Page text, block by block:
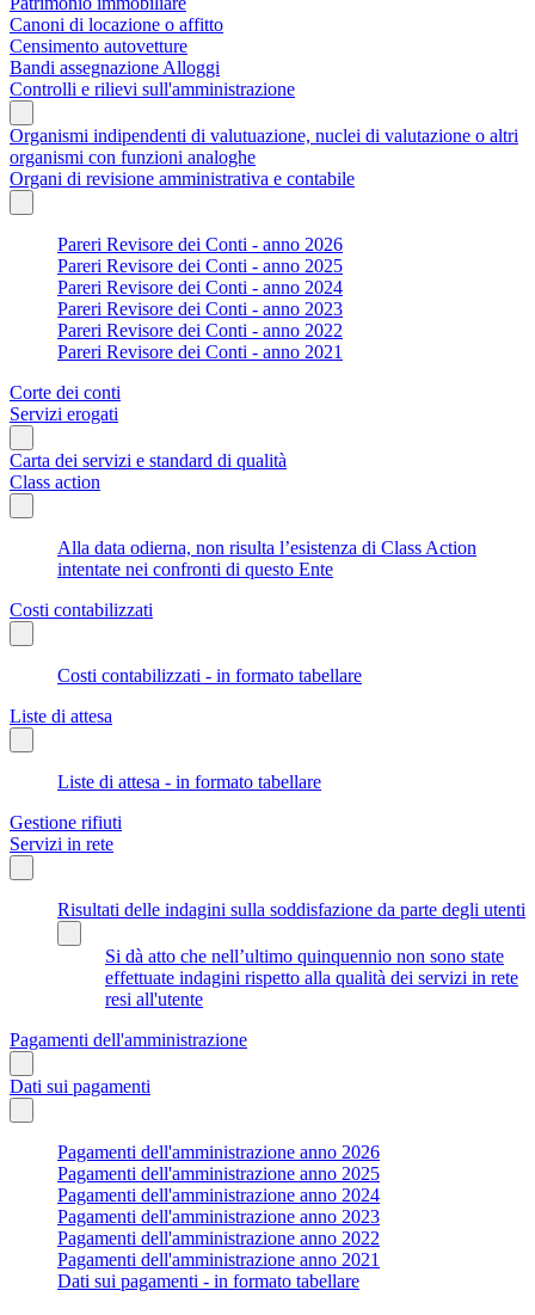
Canoni di locazione o affitto
Censimento autovetture
Bandi assegnazione Alloggi
Controlli e rilievi sull'amministrazione
Organismi indipendenti di valutuazione, nuclei di valutazione o altri
organismi con funzioni analoghe
Organi di revisione amministrativa e contabile
Pareri Revisore dei Conti - anno 2026
Pareri Revisore dei Conti - anno 2025
Pareri Revisore dei Conti - anno 2024
Pareri Revisore dei Conti - anno 2023
Pareri Revisore dei Conti - anno 2022
Pareri Revisore dei Conti - anno 2021
Corte dei conti
Servizi erogati
Carta dei servizi e standard di qualità
Class action
Alla data odierna, non risulta l’esistenza di Class Action
intentate nei confronti di questo Ente
Costi contabilizzati
Costi contabilizzati - in formato tabellare
Liste di attesa
Liste di attesa - in formato tabellare
Gestione rifiuti
Servizi in rete
Risultati delle indagini sulla soddisfazione da parte degli utenti
Si dà atto che nell’ultimo quinquennio non sono state
effettuate indagini rispetto alla qualità dei servizi in rete
resi all'utente
Pagamenti dell'amministrazione
Dati sui pagamenti
Pagamenti dell'amministrazione anno 2026
Pagamenti dell'amministrazione anno 2025
Pagamenti dell'amministrazione anno 2024
Pagamenti dell'amministrazione anno 2023
Pagamenti dell'amministrazione anno 2022
Pagamenti dell'amministrazione anno 2021
Dati sui pagamenti - in formato tabellare